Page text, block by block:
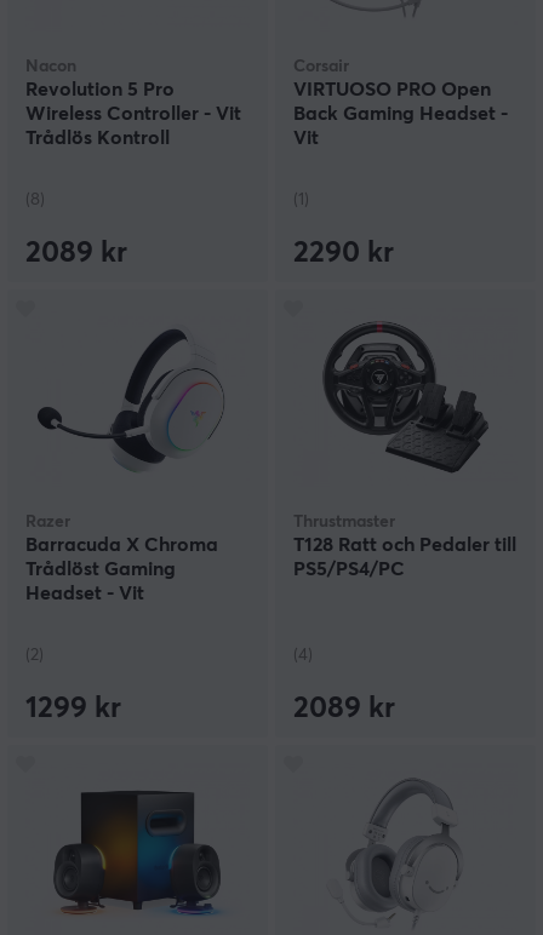
Nacon
Revolution 5 Pro
Wireless Controller - Vit
Trådlös Kontroll
(8)
2089 kr
Corsair
VIRTUOSO PRO Open
Back Gaming Headset -
Vit
(1)
2290 kr
Razer
Barracuda X Chroma
Trådlöst Gaming
Headset - Vit
(2)
1299 kr
Thrustmaster
T128 Ratt och Pedaler till
PS5/PS4/PC
(4)
2089 kr